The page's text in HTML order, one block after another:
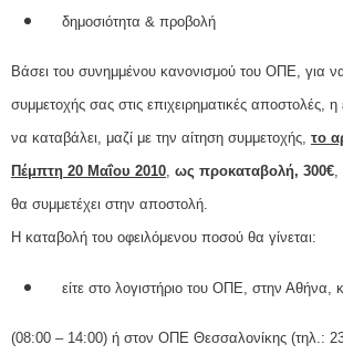
δημοσιότητα & προβολή
Βάσει του συνημμένου κανονισμού του ΟΠΕ, για να
συμμετοχής σας στις επιχειρηματικές αποστολές,
να καταβάλει, μαζί με την αίτηση συμμετοχής, το
Πέμπτη 20 Μαΐου 2010, ως προκαταβολή, 300€,
θα συμμετέχει στην αποστολή.
Η καταβολή του οφειλόμενου ποσού θα γίνεται:
είτε στο λογιστήριο του ΟΠΕ, στην Αθήνα,
(08:00 – 14:00) ή στον ΟΠΕ Θεσσαλονίκης (τηλ.: